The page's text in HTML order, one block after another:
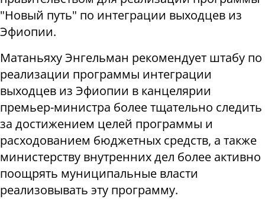
"Новый путь" по интеграции выходцев из
Эфиопии.
Матаньяху Энгельман рекомендует штабу по
реализации программы интеграции
выходцев из Эфиопии в канцелярии
премьер-министра более тщательно следить
за достижением целей программы и
расходованием бюджетных средств, а также
министерству внутренних дел более активно
поощрять муниципальные власти
реализовывать эту программу.